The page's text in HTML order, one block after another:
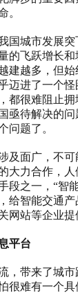
。
城市发展突
的飞跃增长
建越多，但
迈进了一个怪
都很难阻止
亟待解决的
问题了。
面广，不可
大力合作，
段之一，“智
给智能交通
网站等企业提
平台
带来了城市
很难有一个